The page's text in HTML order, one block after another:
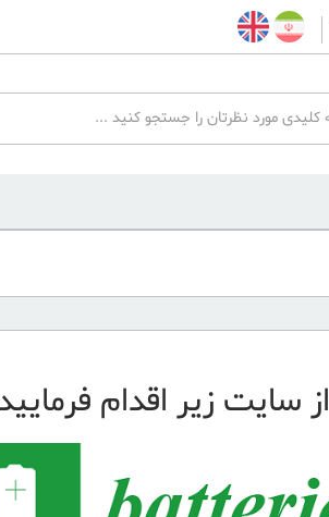
از سایت زیر اقدام